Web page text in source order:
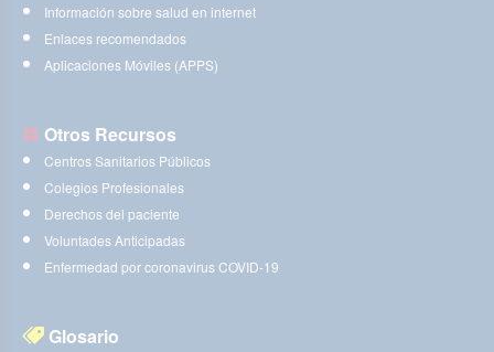
Información sobre salud en internet
Enlaces recomendados
Aplicaciones Móviles (APPS)
Otros Recursos
Centros Sanitarios Públicos
Colegios Profesionales
Derechos del paciente
Voluntades Anticipadas
Enfermedad por coronavirus COVID-19
Glosario